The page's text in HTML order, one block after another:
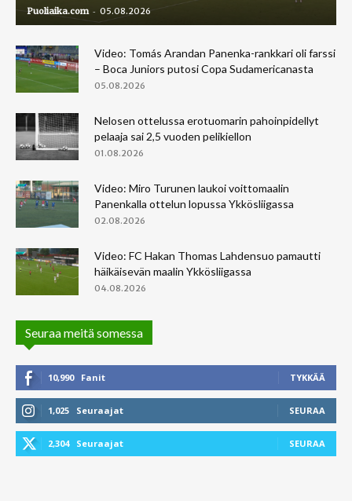
Puoliaika.com - 05.08.2026
Video: Tomás Arandan Panenka-rankkari oli farssi
– Boca Juniors putosi Copa Sudamericanasta
05.08.2026
Nelosen ottelussa erotuomarin pahoinpidellyt
pelaaja sai 2,5 vuoden pelikiellon
01.08.2026
Video: Miro Turunen laukoi voittomaalin
Panenkalla ottelun lopussa Ykkösliigassa
02.08.2026
Video: FC Hakan Thomas Lahdensuo pamautti
häikäisevän maalin Ykkösliigassa
04.08.2026
Seuraa meitä somessa
10,990 Fanit TYKKÄÄ
1,025 Seuraajat SEURAA
2,304 Seuraajat SEURAA